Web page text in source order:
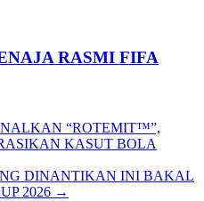
RASMI FIFA
“ROTEMIT™”,
KASUT BOLA
DINANTIKAN INI BAKAL
2026 →